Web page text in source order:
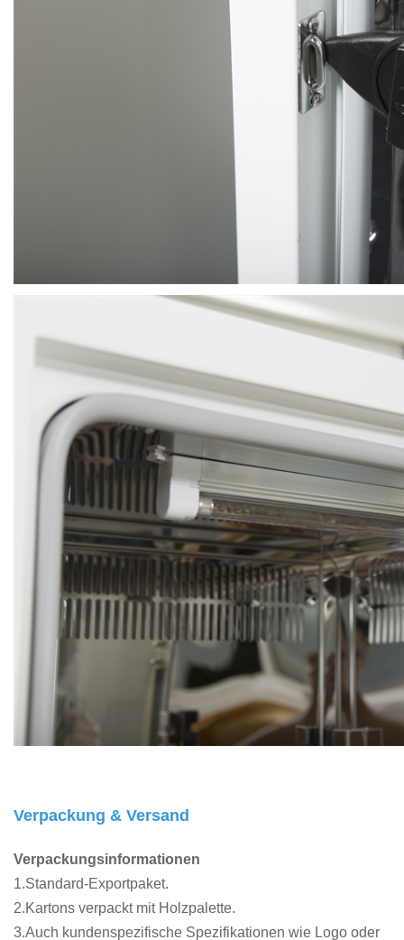
Verpackung & Versand
Verpackungsinformationen
1.Standard-Exportpaket.
2.Kartons verpackt mit Holzpalette.
3.Auch kundenspezifische Spezifikationen wie Logo oder